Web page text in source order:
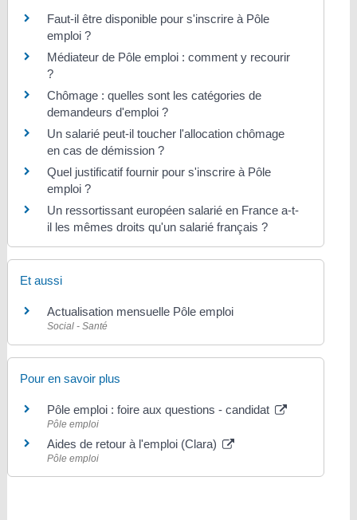
Faut-il être disponible pour s'inscrire à Pôle
emploi ?
Médiateur de Pôle emploi : comment y recourir
?
Chômage : quelles sont les catégories de
demandeurs d'emploi ?
Un salarié peut-il toucher l'allocation chômage
en cas de démission ?
Quel justificatif fournir pour s'inscrire à Pôle
emploi ?
Un ressortissant européen salarié en France a-t-
il les mêmes droits qu'un salarié français ?
Et aussi
Actualisation mensuelle Pôle emploi
Social - Santé
Pour en savoir plus
Pôle emploi : foire aux questions - candidat
Pôle emploi
Aides de retour à l'emploi (Clara)
Pôle emploi